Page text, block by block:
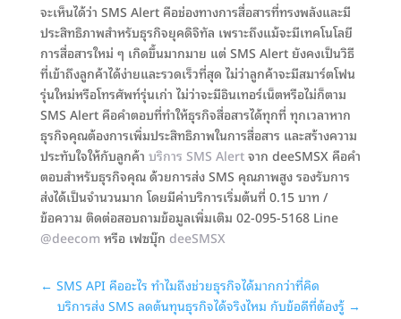
จะเห็นได้ว่า SMS Alert คือช่องทางการสื่อสารที่ทรงพลังและมี
ประสิทธิภาพสำหรับธุรกิจยุคดิจิทัล เพราะถึงแม้จะมีเทคโนโลยี
การสื่อสารใหม่ ๆ เกิดขึ้นมากมาย แต่ SMS Alert ยังคงเป็นวิธี
ที่เข้าถึงลูกค้าได้ง่ายและรวดเร็วที่สุด ไม่ว่าลูกค้าจะมีสมาร์ตโฟน
รุ่นใหม่หรือโทรศัพท์รุ่นเก่า ไม่ว่าจะมีอินเทอร์เน็ตหรือไม่ก็ตาม
SMS Alert คือคำตอบที่ทำให้ธุรกิจสื่อสารได้ทุกที่ ทุกเวลาหาก
ธุรกิจคุณต้องการเพิ่มประสิทธิภาพในการสื่อสาร และสร้างความ
ประทับใจให้กับลูกค้า บริการ SMS Alertจาก deeSMSX คือคำ
ตอบสำหรับธุรกิจคุณ ด้วยการส่ง SMS คุณภาพสูง รองรับการ
ส่งได้เป็นจำนวนมาก โดยมีค่าบริการเริ่มต้นที่ 0.15 บาท /
ข้อความ ติดต่อสอบถามข้อมูลเพิ่มเติม 02-095-5168 Line
@deecom หรือ เฟซบุ๊ก deeSMSX
← SMS API คืออะไร ทำไมถึงช่วยธุรกิจได้มากกว่าที่คิด
บริการส่ง SMS ลดต้นทุนธุรกิจได้จริงไหม กับข้อดีที่ต้องรู้ →